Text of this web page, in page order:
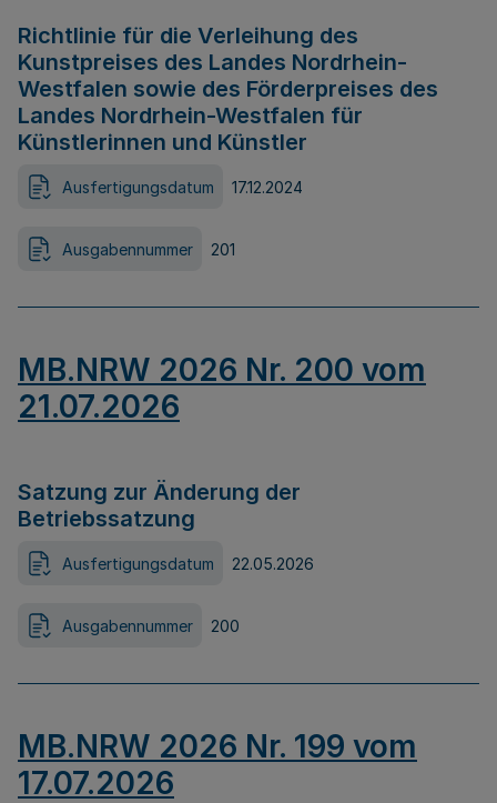
Richtlinie für die Verleihung des
Kunstpreises des Landes Nordrhein-
Westfalen sowie des Förderpreises des
Landes Nordrhein-Westfalen für
Künstlerinnen und Künstler
Ausfertigungsdatum 17.12.2024
Ausgabennummer 201
MB.NRW 2026 Nr. 200 vom
21.07.2026
Satzung zur Änderung der
Betriebssatzung
Ausfertigungsdatum 22.05.2026
Ausgabennummer 200
MB.NRW 2026 Nr. 199 vom
17.07.2026